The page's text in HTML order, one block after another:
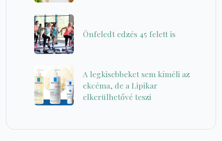
Önfeledt edzés 45 felett is
A legkisebbeket sem kíméli az
ekcéma, de a Lipikar
elkerülhetővé teszi